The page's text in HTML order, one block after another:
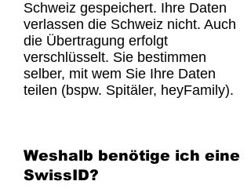
Schweiz gespeichert. Ihre Daten
verlassen die Schweiz nicht. Auch
die Übertragung erfolgt
verschlüsselt. Sie bestimmen
selber, mit wem Sie Ihre Daten
teilen (bspw. Spitäler, heyFamily).
Weshalb benötige ich eine
SwissID?